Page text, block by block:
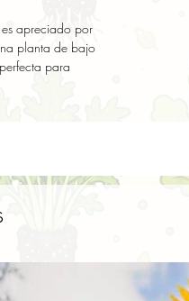
apreciado por
planta de bajo
para